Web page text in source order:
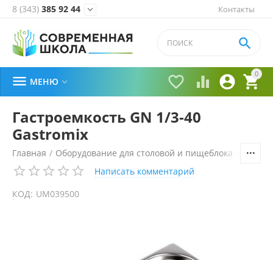
Контакты
8 (343) 385 92 44 
0


 

 МЕНЮ 
Гастроемкость GN 1/3-40
Gastromix
Главная / Оборудование для столовой и пищеблока
Написать комментарий
КОД: UM039500